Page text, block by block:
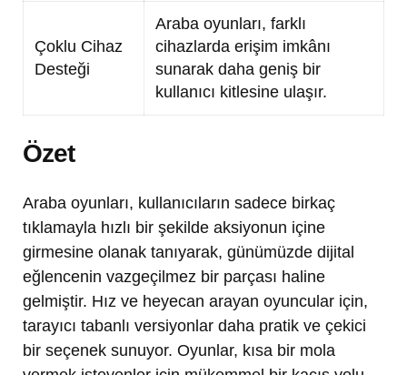
Çoklu Cihaz
Desteği
Araba oyunları, farklı
cihazlarda erişim imkânı
sunarak daha geniş bir
kullanıcı kitlesine ulaşır.
Özet
Araba oyunları, kullanıcıların sadece birkaç
tıklamayla hızlı bir şekilde aksiyonun içine
girmesine olanak tanıyarak, günümüzde dijital
eğlencenin vazgeçilmez bir parçası haline
gelmiştir. Hız ve heyecan arayan oyuncular için,
tarayıcı tabanlı versiyonlar daha pratik ve çekici
bir seçenek sunuyor. Oyunlar, kısa bir mola